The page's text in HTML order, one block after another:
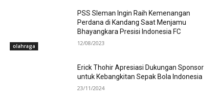
olahraga
PSS Sleman Ingin Raih Kemenangan
Perdana di Kandang Saat Menjamu
Bhayangkara Presisi Indonesia FC
12/08/2023
Erick Thohir Apresiasi Dukungan Sponsor
untuk Kebangkitan Sepak Bola Indonesia
23/11/2024